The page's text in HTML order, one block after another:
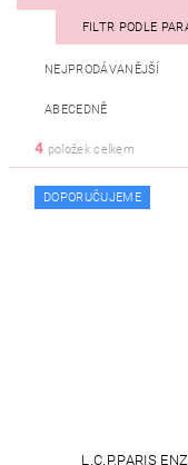
FILTR PODLE
NEJPRODÁVANĚJŠÍ
ABECEDNĚ
4 položek celkem
DOPORUČUJEME
L.C.P.PARIS